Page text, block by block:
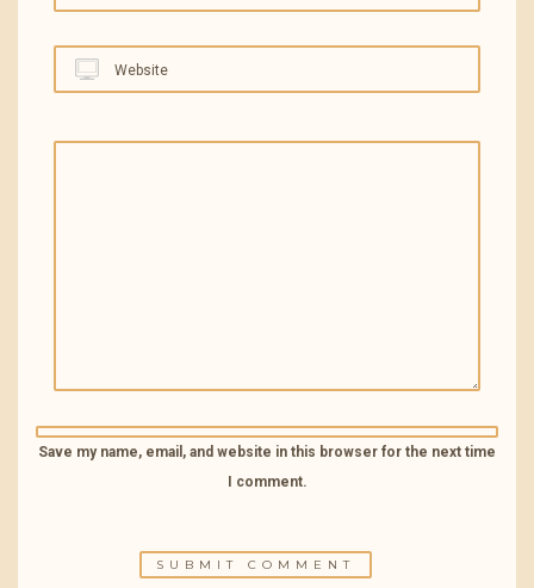
Website
Save my name, email, and website in this browser for the next time
I comment.